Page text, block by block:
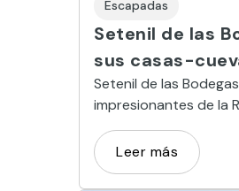
Escapadas
Setenil de las
sus casas-
Setenil de las
impresionantes de la
con sus casas
Leer más